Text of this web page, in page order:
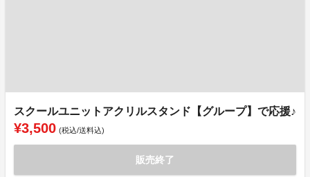
スクールユニットアクリルスタンド【グループ】で応援♪
¥3,500 (税込/送料込)
販売終了